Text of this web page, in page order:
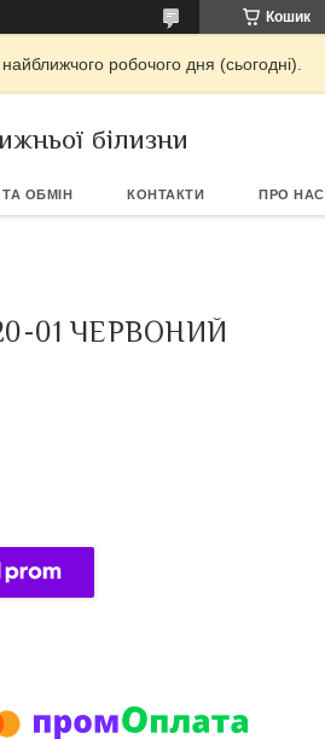
Кошик
робочого дня (сьогодні).
білизни
ОБМІН КОНТАКТИ ПРО НАС
01 ЧЕРВОНИЙ